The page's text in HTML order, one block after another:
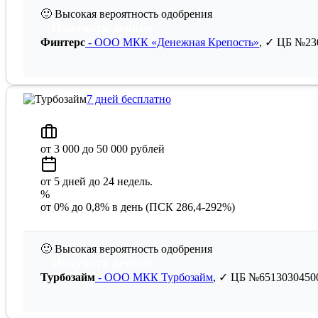
🙂 Высокая вероятность одобрения
Финтерс - ООО МКК «Денежная Крепость», ✓ ЦБ
7 дней бесплатно
от 3 000 до 50 000 рублей
от 5 дней до 24 недель.
%
от 0% до 0,8% в день (ПСК 286,4-292%)
🙂 Высокая вероятность одобрения
Турбозайм - ООО МКК Турбозайм, ✓ ЦБ